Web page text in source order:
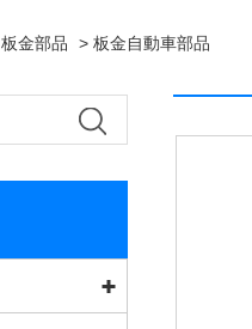
板金部品 > 板金自動車部品